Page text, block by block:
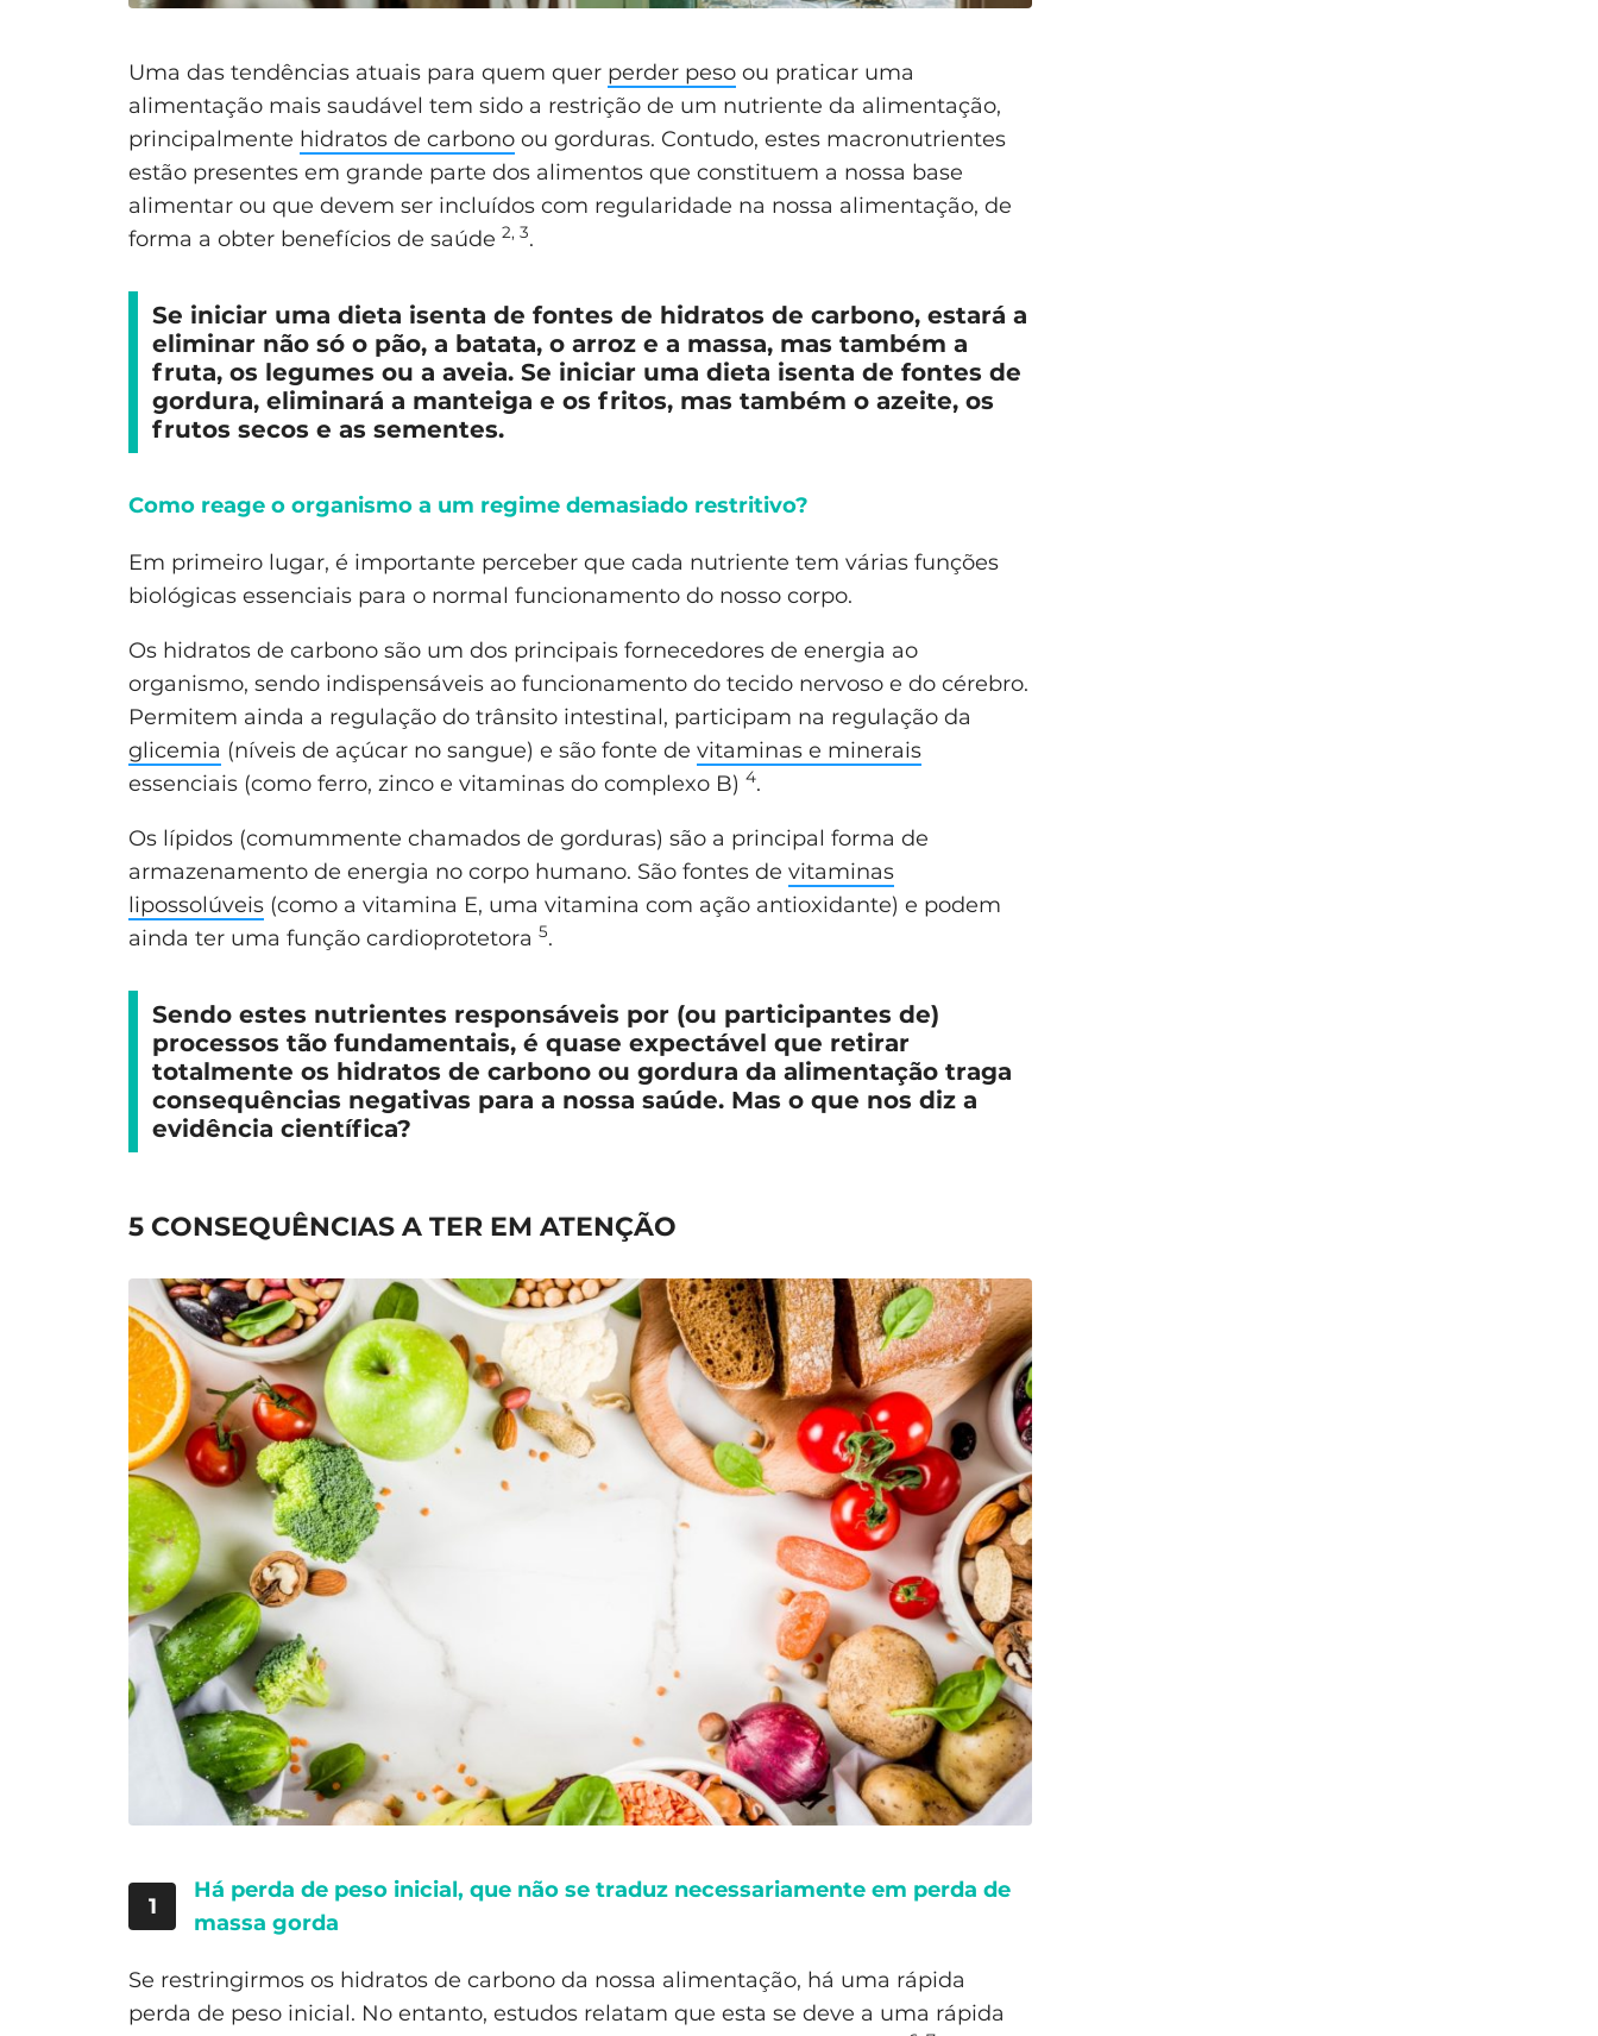
Uma das tendências atuais para quem quer perder peso ou praticar uma
alimentação mais saudável tem sido a restrição de um nutriente da alimentação,
principalmente hidratos de carbono ou gorduras. Contudo, estes macronutrientes
estão presentes em grande parte dos alimentos que constituem a nossa base
alimentar ou que devem ser incluídos com regularidade na nossa alimentação, de
forma a obter benefícios de saúde 2, 3.
Se iniciar uma dieta isenta de fontes de hidratos de carbono, estará a
eliminar não só o pão, a batata, o arroz e a massa, mas também a
fruta, os legumes ou a aveia. Se iniciar uma dieta isenta de fontes de
gordura, eliminará a manteiga e os fritos, mas também o azeite, os
frutos secos e as sementes.
Como reage o organismo a um regime demasiado restritivo?
Em primeiro lugar, é importante perceber que cada nutriente tem várias funções
biológicas essenciais para o normal funcionamento do nosso corpo.
Os hidratos de carbono são um dos principais fornecedores de energia ao
organismo, sendo indispensáveis ao funcionamento do tecido nervoso e do cérebro.
Permitem ainda a regulação do trânsito intestinal, participam na regulação da
glicemia (níveis de açúcar no sangue) e são fonte de vitaminas e minerais
essenciais (como ferro, zinco e vitaminas do complexo B) 4.
Os lípidos (comummente chamados de gorduras) são a principal forma de
armazenamento de energia no corpo humano. São fontes de vitaminas
lipossolúveis (como a vitamina E, uma vitamina com ação antioxidante) e podem
ainda ter uma função cardioprotetora 5.
Sendo estes nutrientes responsáveis por (ou participantes de)
processos tão fundamentais, é quase expectável que retirar
totalmente os hidratos de carbono ou gordura da alimentação traga
consequências negativas para a nossa saúde. Mas o que nos diz a
evidência científica?
5 CONSEQUÊNCIAS A TER EM ATENÇÃO
1
Há perda de peso inicial, que não se traduz necessariamente em perda de
massa gorda
Se restringirmos os hidratos de carbono da nossa alimentação, há uma rápida
perda de peso inicial. No entanto, estudos relatam que esta se deve a uma rápida